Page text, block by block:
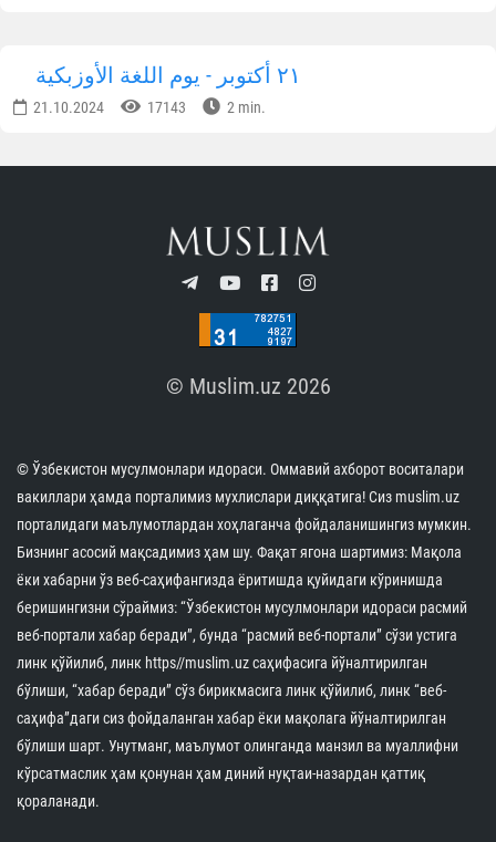
٢١ أكتوبر - يوم اللغة الأوزبكية
21.10.2024 17143 2 min.
© Muslim.uz 2026
© Ўзбекистон мусулмонлари идораси. Оммавий ахборот воситалари
вакиллари ҳамда порталимиз мухлислари диққатига! Сиз muslim.uz
порталидаги маълумотлардан хоҳлаганча фойдаланишингиз мумкин.
Бизнинг асосий мақсадимиз ҳам шу. Фақат ягона шартимиз: Мақола
ёки хабарни ўз веб-саҳифангизда ёритишда қуйидаги кўринишда
беришингизни сўраймиз: “Ўзбекистон мусулмонлари идораси расмий
веб-портали хабар беради”, бунда “расмий веб-портали” сўзи устига
линк қўйилиб, линк https//muslim.uz саҳифасига йўналтирилган
бўлиши, “хабар беради” сўз бирикмасига линк қўйилиб, линк “веб-
саҳифа”даги сиз фойдаланган хабар ёки мақолага йўналтирилган
бўлиши шарт. Унутманг, маълумот олинганда манзил ва муаллифни
кўрсатмаслик ҳам қонунан ҳам диний нуқтаи-назардан қаттиқ
қораланади.